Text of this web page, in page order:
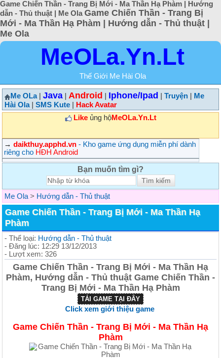
Game Chiến Thần - Trang Bị Mới - Ma Thần Hạ Phàm | Hướng
dẫn - Thủ thuật | Me Ola Game Chiến Thần - Trang Bị
Mới - Ma Thần Hạ Phàm | Hướng dẫn - Thủ thuật |
Me Ola
MeOLa.Yn.Lt
Thế Giới Me Hài Ola
Me OLa| Java Android Iphone/Ipad Truyện
Me
Hài Ola| SMS Kute
Hack Avatar
Likeủng hộMeOLa.Yn.Lt
→ daikthuy.apphd.vn - Kho game ứng dụng miễn phí dành
riêng cho HĐH Android
Bạn muốn tìm gì?
Me Ola > Hướng dẫn - Thủ thuật
Game Chiến Thần - Trang Bị Mới - Ma Thần Hạ
Phàm
- Thể loại: Hướng dẫn - Thủ thuật
- Đăng lúc: 12:29 13/12/2013
- Lượt xem: 326
Game Chiến Thần - Trang Bị Mới - Ma Thần Hạ
Phàm, Hướng dẫn - Thủ thuật Game Chiến Thần -
Trang Bị Mới - Ma Thần Hạ Phàm
TẢI GAME TẠI ĐÂY
Click xem giới thiệu game
Game Chiến Thần - Trang Bị Mới - Ma Thần Hạ
Phàm